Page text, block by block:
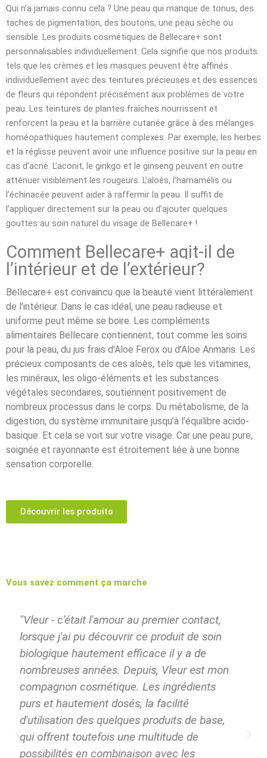
Qui n’a jamais connu cela ? Une peau qui manque de tonus, des
taches de pigmentation, des boutons, une peau sèche ou
sensible. Les produits cosmétiques de Bellecare+ sont
personnalisables individuellement. Cela signifie que nos produits
tels que les crèmes et les masques peuvent être affinés
individuellement avec des teintures précieuses et des essences
de fleurs qui répondent précisément aux problèmes de votre
peau. Les teintures de plantes fraîches nourrissent et
renforcent la peau et la barrière cutanée grâce à des mélanges
homéopathiques hautement complexes. Par exemple, les herbes
et la réglisse peuvent avoir une influence positive sur la peau en
cas d’acné. L’aconit, le ginkgo et le ginseng peuvent en outre
atténuer visiblement les rougeurs. L’aloès, l’hamamélis ou
l’échinacée peuvent aider à raffermir la peau. Il suffit de
l’appliquer directement sur la peau ou d’ajouter quelques
gouttes au soin naturel du visage de Bellecare+ !
Comment Bellecare+ agit-il de
l’intérieur et de l’extérieur?
Bellecare+ est convaincu que la beauté vient littéralement
de l’intérieur. Dans le cas idéal, une peau radieuse et
uniforme peut même se boire. Les compléments
alimentaires Bellecare contiennent, tout comme les soins
pour la peau, du jus frais d’Aloe Ferox ou d’Aloe Anmaris. Les
précieux composants de ces aloès, tels que les vitamines,
les minéraux, les oligo-éléments et les substances
végétales secondaires, soutiennent positivement de
nombreux processus dans le corps. Du métabolisme, de la
digestion, du système immunitaire jusqu’à l’équilibre acido-
basique. Et cela se voit sur votre visage. Car une peau pure,
soignée et rayonnante est étroitement liée à une bonne
sensation corporelle.
Découvrir les produits
Vous savez comment ça marche
"Une guérison en douceur pour les peaux
sensibles, la Crème Balance et les teintures
végétales en particulier font merveille".
J. Mayer, Goldbach
Allemagne